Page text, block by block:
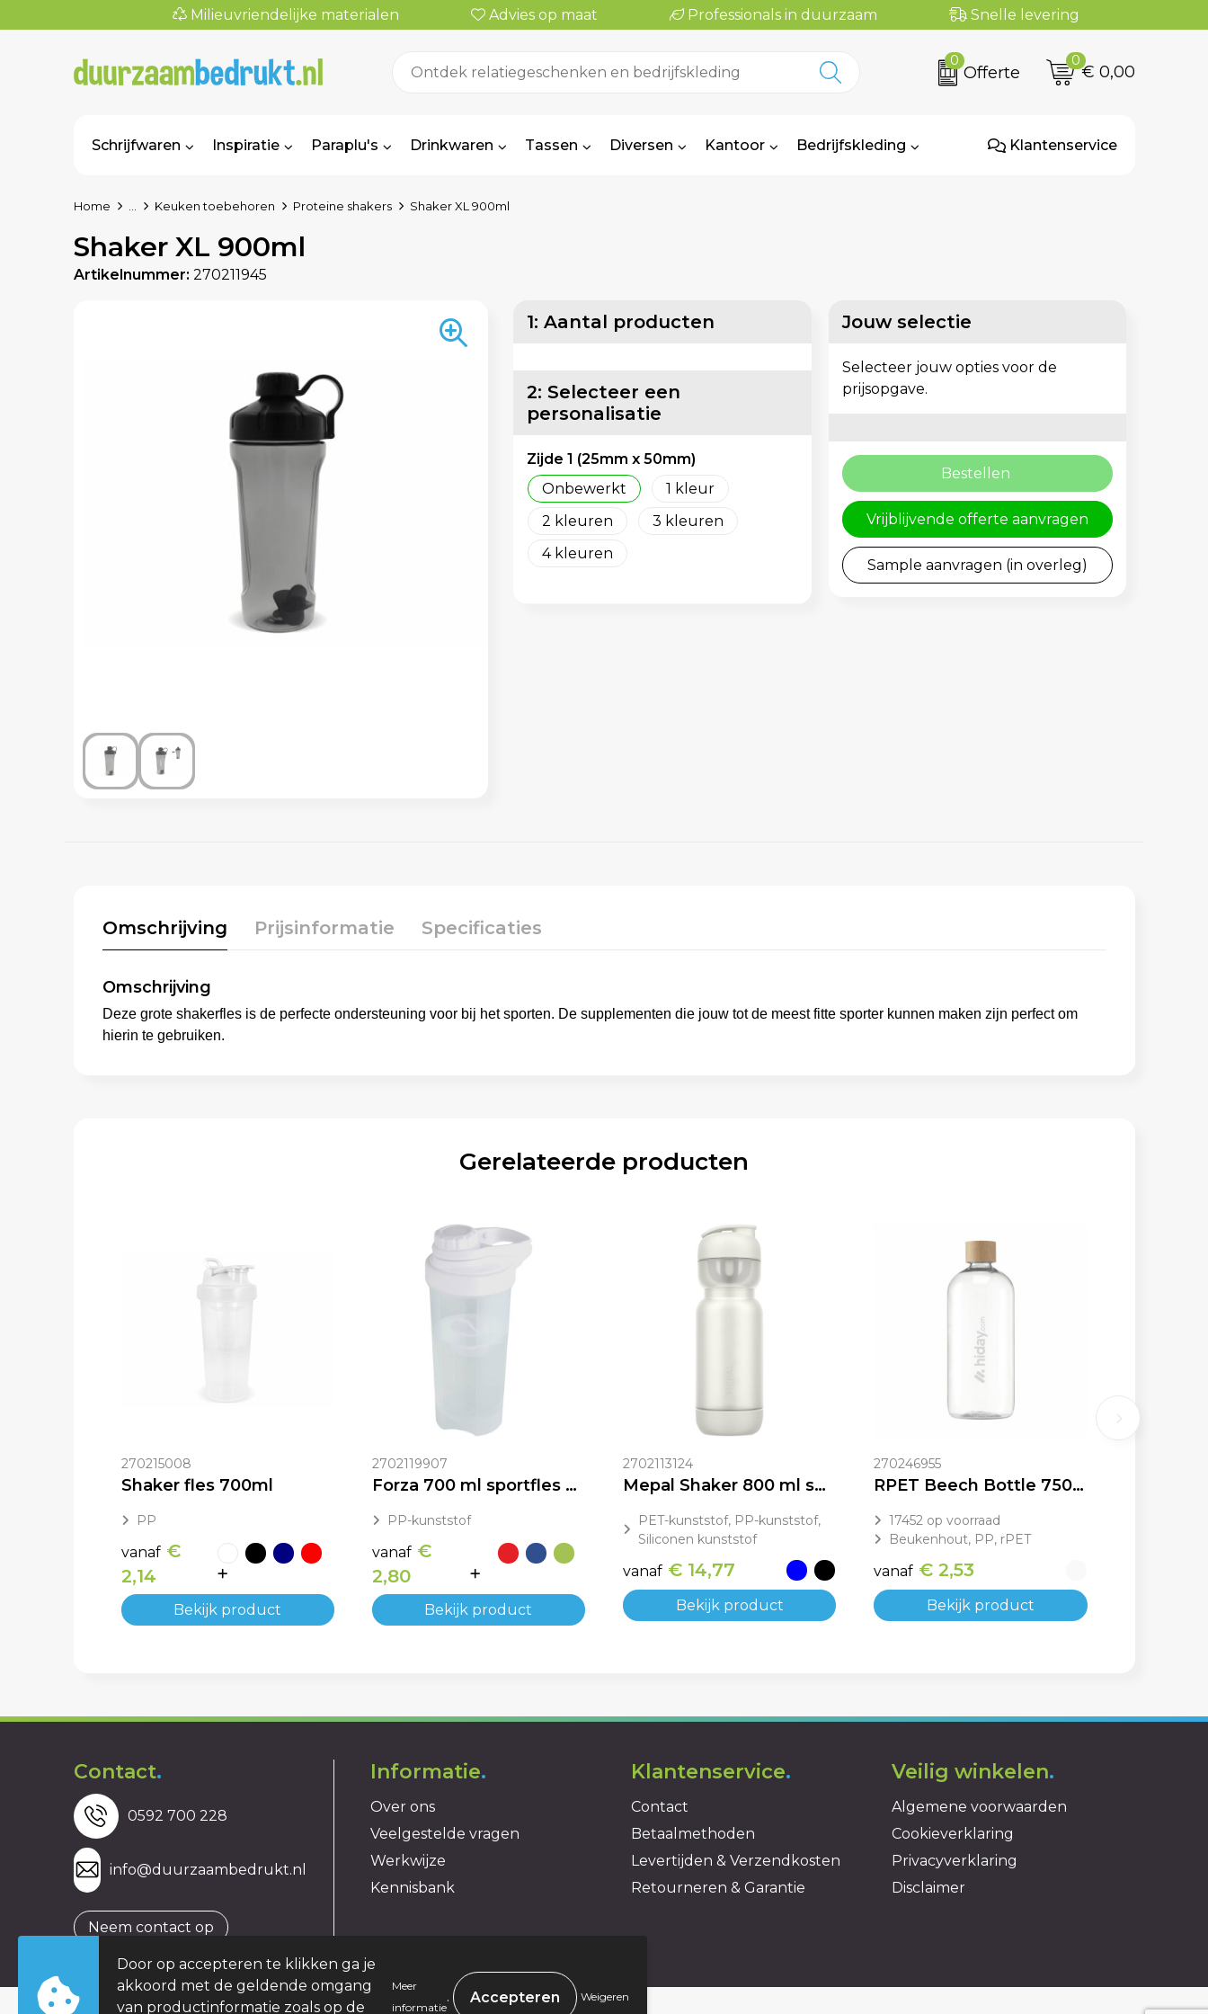
Milieuvriendelijke materialen Advies op maat Professionals in duurzaam Snelle levering
0
Offerte
0
€ 0,00
Schrijfwaren Inspiratie Paraplu's Drinkwaren Tassen Diversen Kantoor Bedrijfskleding Klantenservice
Home Keuken toebehoren Proteine shakers Shaker XL 900ml
Shaker XL 900ml
Artikelnummer: 270211945
1: Aantal producten
2: Selecteer een
personalisatie
Zijde 1 (25mm x 50mm)
Onbewerkt
1
2
3
4
Jouw selectie
Selecteer jouw opties voor de
prijsopgave.
Bestellen
Vrijblijvende offerte aanvragen
Sample aanvragen (in overleg)
Omschrijving Prijsinformatie Specificaties
Omschrijving
Deze grote shakerfles is de perfecte ondersteuning voor bij het sporten. De supplementen die jouw tot de meest fitte sporter kunnen maken zijn perfect om
hierin te gebruiken.
Gerelateerde producten
270215008
Shaker fles 700ml
PP
vanaf €
2,14
Bekijk product
2702119907
Forza 700 ml sportfles met shakerbal
PP-kunststof
vanaf €
2,80
Bekijk product
2702113124
Mepal Shaker 800 ml sportfles
PET-kunststof, PP-kunststof,
Siliconen kunststof
vanaf € 14,77
Bekijk product
270246955
RPET Beech Bottle 750 ml waterfles
17452 op voorraad
Beukenhout, PP, rPET
vanaf € 2,53
Bekijk product
Contact.
0592 700 228
info@duurzaambedrukt.nl
Neem contact op
Informatie.
Over ons
Veelgestelde vragen
Werkwijze
Kennisbank
Klantenservice.
Contact
Betaalmethoden
Levertijden & Verzendkosten
Retourneren & Garantie
Veilig winkelen.
Algemene voorwaarden
Cookieverklaring
Privacyverklaring
Disclaimer
Door op accepteren te klikken ga je
akkoord met de geldende omgang
van productinformatie zoals op de
Meer
informatie
. Weigeren